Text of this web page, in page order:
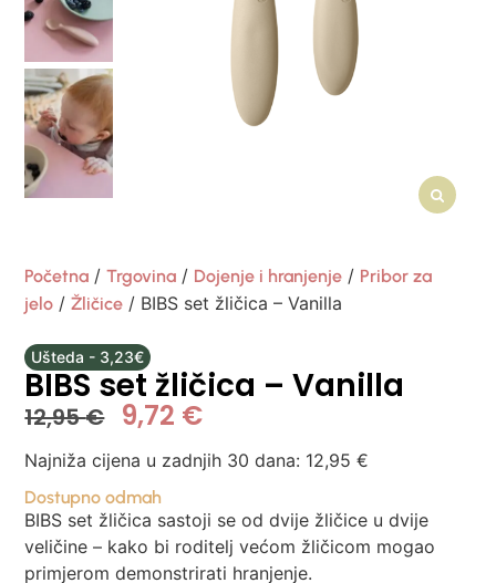
Početna /Trgovina / Dojenje i hranjenje / Pribor za
jelo /Žličice / BIBS set žličica – Vanilla
Ušteda - 3,23€
BIBS set žličica – Vanilla
12,95€ 9,72 €
Najniža cijena u zadnjih 30 dana: 12,95€
Dostupno odmah
BIBS set žličica sastoji se od dvije žličice u dvije
veličine – kako bi roditelj većom žličicom mogao
primjerom demonstrirati hranjenje.